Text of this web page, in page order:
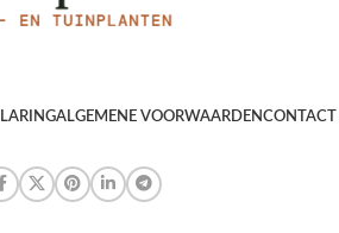
ALGEMENE VOORWAARDENCONTACT